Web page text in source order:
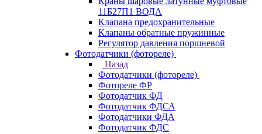
11Б27П1 ВОДА
Клапана предохранительные
Клапаны обратные пружинные
Регулятор давления поршневой
Фотодатчики (фотореле)
Назад
Фотодатчики (фотореле)
Фотореле ФР
Фотодатчик ФД
Фотодатчик ФДСА
Фотодатчики ФДА
Фотодатчик ФДС